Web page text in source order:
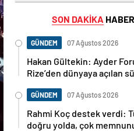
SON DAKİKA
GÜNDEM 07 Ağustos 2026
Hakan Gültekin: Ayder
Rize’den dünyaya açılan
GÜNDEM 07 Ağustos 2026
Rahmi Koç destek verdi:
doğru yolda, çok